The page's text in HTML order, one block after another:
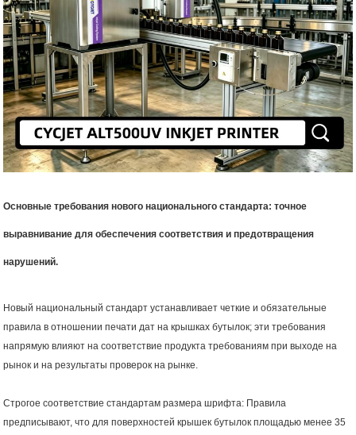
Основные требования нового национального стандарта: точное
выравнивание для обеспечения соответствия и предотвращения
нарушений.
Новый национальный стандарт устанавливает четкие и обязательные
правила в отношении печати дат на крышках бутылок; эти требования
напрямую влияют на соответствие продукта требованиям при выходе на
рынок и на результаты проверок на рынке.
Строгое соответствие стандартам размера шрифта: Правила
предписывают, что для поверхностей крышек бутылок площадью менее 35